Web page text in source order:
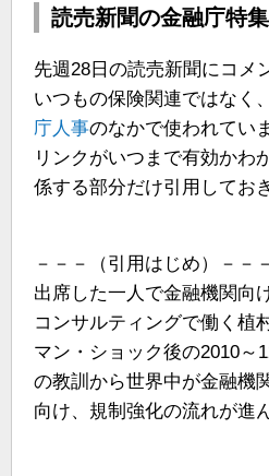
読売新聞の金融庁特集
先週28日の読売新聞にコメ
いつもの保険関連ではなく、
庁人事のなかで使われてい
リンクがいつまで有効かわ
係する部分だけ引用してお
－－－（引用はじめ）－－－
出席した一人で金融機関向
コンサルティングで働く植
マン・ショック後の2010～
の教訓から世界中が金融機
向け、規制強化の流れが進